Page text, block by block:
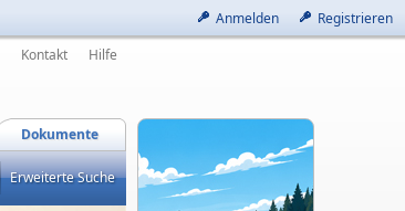
Anmelden Registrieren
Kontakt Hilfe
Dokumente
Erweiterte Suche